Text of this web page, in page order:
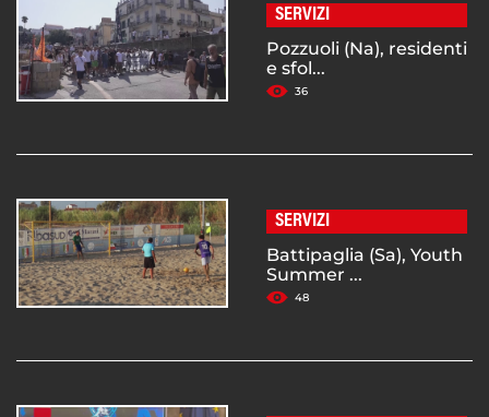
SERVIZI
Pozzuoli (Na), residenti
e sfol...
36
SERVIZI
Battipaglia (Sa), Youth
Summer ...
48